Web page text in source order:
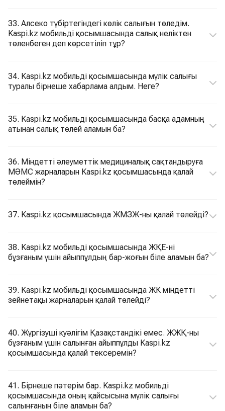
33. Алсеко түбіртегіндегі көлік салығын төледім.
Kaspi.kz мобильді қосымшасында салық неліктен
төленбеген деп көрсетіліп тұр?
34. Kaspi.kz мобильді қосымшасында мүлік салығы
туралы бірнеше хабарлама алдым. Неге?
35. Kaspi.kz мобильді қосымшасында басқа адамның
атынан салық төлей аламын ба?
36. Міндетті әлеуметтік медициналық сақтандыруға
МӘМС жарналарын Kaspi.kz қосымшасында қалай
төлеймін?
37. Kaspi.kz қосымшасында ЖМЗЖ-ны қалай төлейді?
38. Kaspi.kz мобильді қосымшасында ЖҚЕ-ні
бұзғаным үшін айыппұлдың бар-жоғын біле аламын ба?
39. Kaspi.kz мобильді қосымшасында ЖК міндетті
зейнетақы жарналарын қалай төлейді?
40. Жүргізуші куәлігім Қазақстандікі емес. ЖЖҚ-ны
бұзғаным үшін салынған айыппұлды Kaspi.kz
қосымшасында қалай тексеремін?
41. Бірнеше пәтерім бар. Kaspi.kz мобильді
қосымшасында оның қайсысына мүлік салығы
салынғанын біле аламын ба?